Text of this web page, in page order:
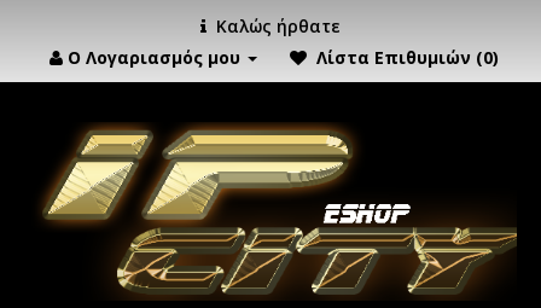
Καλώς ήρθατε
Ο Λογαριασμός μου
Λίστα Επιθυμιών (0)